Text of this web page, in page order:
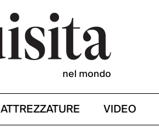
nel mondo
ATTREZZATURE VIDEO